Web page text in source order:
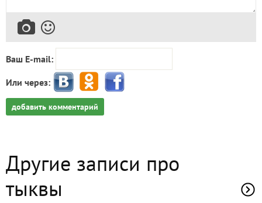
Ваш E-mail:
Или через:
добавить комментарий
Другие записи про
тыквы